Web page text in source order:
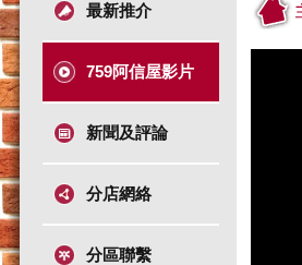
最新推介
759阿信屋影片
新聞及評論
分店網絡
分區聯繫